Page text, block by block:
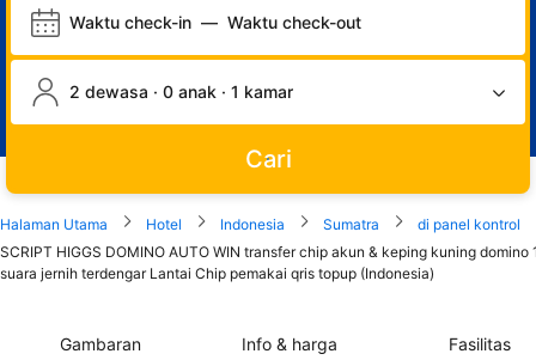
Waktu check-in — Waktu check-out
2 dewasa · 0 anak · 1 kamar
Cari
Halaman Utama Hotel Indonesia Sumatra
di panel kontrol
SCRIPT HIGGS DOMINO AUTO WIN transfer chip akun & keping kuning
suara jernih terdengar Lantai Chip pemakai qris topup (Indonesia)
Gambaran Info & harga Fasilitas